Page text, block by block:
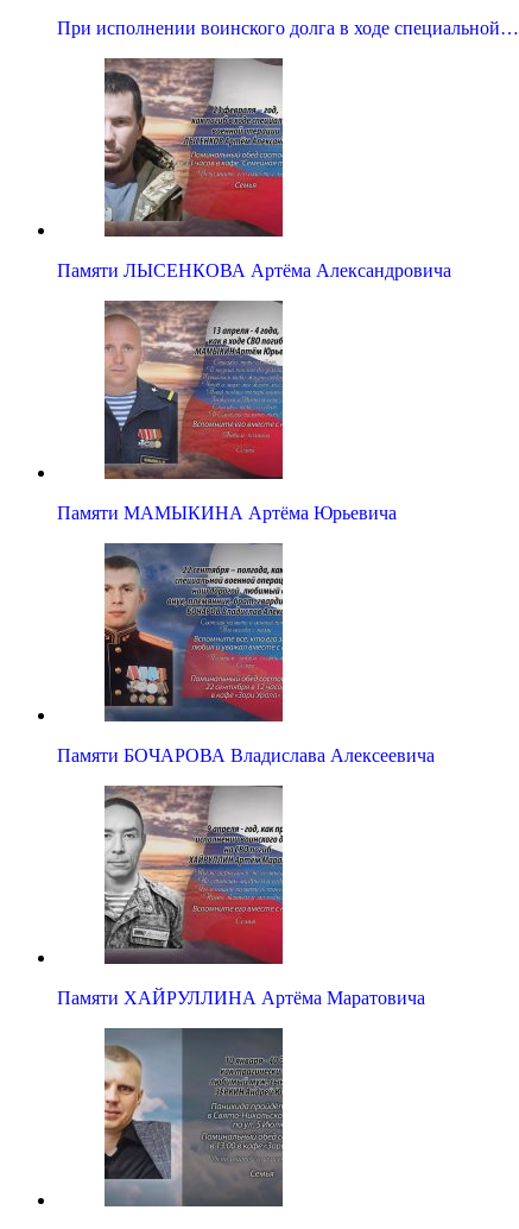
При исполнении воинского долга в ходе специальной…
Памяти ЛЫСЕНКОВА Артёма Александровича
Памяти МАМЫКИНА Артёма Юрьевича
Памяти БОЧАРОВА Владислава Алексеевича
Памяти ХАЙРУЛЛИНА Артёма Маратовича